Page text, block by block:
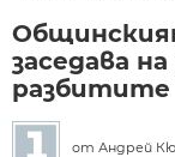
заседава
от Андрей